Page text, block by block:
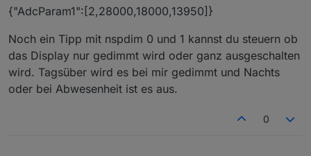
{"AdcParam1":[2,28000,18000,13950]}
Noch ein Tipp mit nspdim 0 und 1 kannst du steuern ob
das Display nur gedimmt wird oder ganz ausgeschalten
wird. Tagsüber wird es bei mir gedimmt und Nachts
oder bei Abwesenheit ist es aus.
0